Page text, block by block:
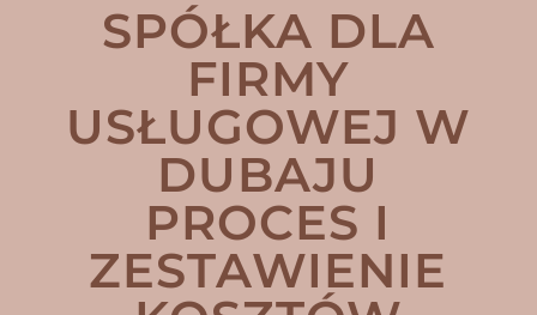
SPÓŁKA DLA
FIRMY
USŁUGOWEJ W
DUBAJU
PROCES I
ZESTAWIENIE